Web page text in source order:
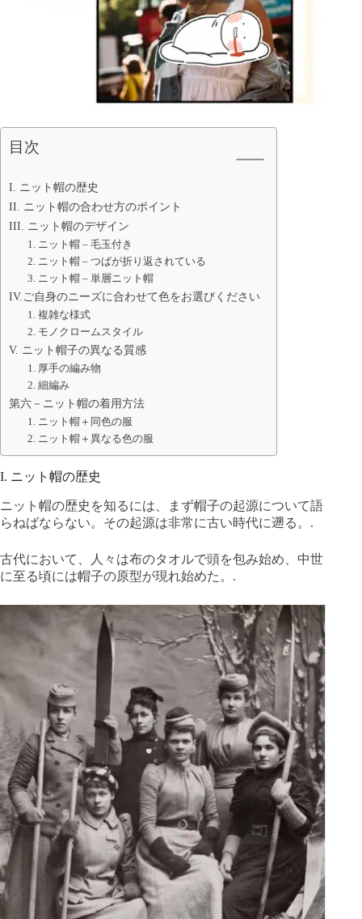
目次
I. ニット帽の歴史
II. ニット帽の合わせ方のポイント
III. ニット帽のデザイン
1. ニット帽 – 毛玉付き
2. ニット帽 – つばが折り返されている
3. ニット帽 – 単層ニット帽
IV.ご自身のニーズに合わせて色をお選びください
1. 複雑な様式
2. モノクロームスタイル
V. ニット帽子の異なる質感
1. 厚手の編み物
2. 細編み
第六－ニット帽の着用方法
1. ニット帽＋同色の服
2. ニット帽＋異なる色の服
I. ニット帽の歴史
ニット帽の歴史を知るには、まず帽子の起源について語
らねばならない。その起源は非常に古い時代に遡る。.
古代において、人々は布のタオルで頭を包み始め、中世
に至る頃には帽子の原型が現れ始めた。.